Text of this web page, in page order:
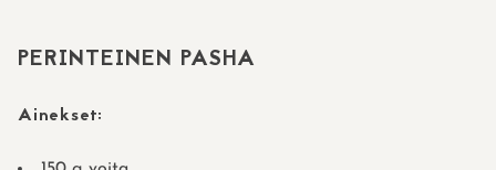
PERINTEINEN PASHA
Ainekset: